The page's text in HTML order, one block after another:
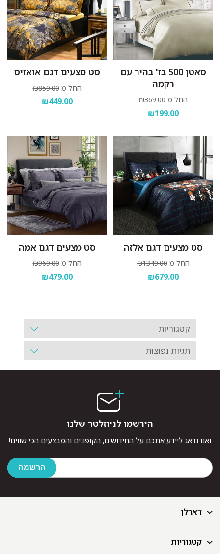
סאטן 500 בז' בהיר עם
רקמה
החל מ ₪369.00
₪199.00
סט מצעים דגם אואזיס
החל מ ₪859.00
₪449.00
סט מצעים דגם אלזה
החל מ ₪1349.00
₪679.00
סט מצעים דגם אמה
החל מ ₪969.00
₪479.00
קטגוריות
תגיות נפוצות
דארלן
דף הבית
קטגוריות
הירשמו לניוזלטר שלנו
ואנו נדאג ליידע אתכם על החידושים, הקופונים והמבצעים הכי שווים!